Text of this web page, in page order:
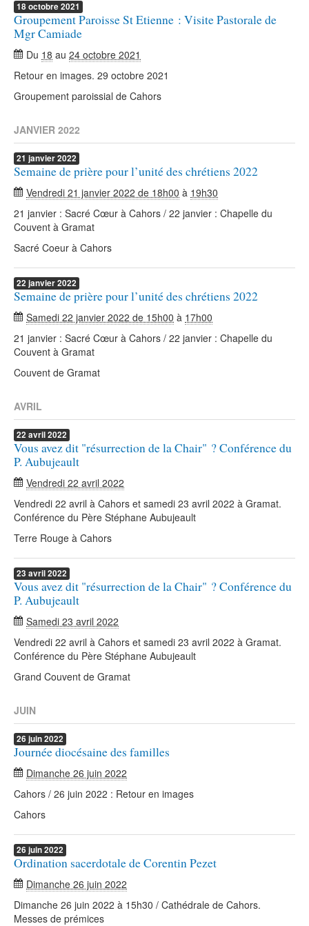
18octobre2021
Groupement Paroisse St Etienne : Visite Pastorale de
Mgr Camiade
Du 18 au 24 octobre 2021
Retour en images. 29 octobre 2021
Groupement paroissial de Cahors
JANVIER 2022
21 janvier2022
Semaine de prière pour l’unité des chrétiens 2022
Vendredi 21 janvier 2022 de 18h00 à 19h30
21 janvier : Sacré Cœur à Cahors / 22 janvier : Chapelle du
Couvent à Gramat
Sacré Coeur à Cahors
22 janvier2022
Semaine de prière pour l’unité des chrétiens 2022
Samedi 22 janvier 2022 de 15h00 à 17h00
21 janvier : Sacré Cœur à Cahors / 22 janvier : Chapelle du
Couvent à Gramat
Couvent de Gramat
AVRIL
22 avril2022
Vous avez dit "résurrection de la Chair" ? Conférence du
P. Aubujeault
Vendredi 22 avril 2022
Vendredi 22 avril à Cahors et samedi 23 avril 2022 à Gramat.
Conférence du Père Stéphane Aubujeault
Terre Rouge à Cahors
23 avril2022
Vous avez dit "résurrection de la Chair" ? Conférence du
P. Aubujeault
Samedi 23 avril 2022
Vendredi 22 avril à Cahors et samedi 23 avril 2022 à Gramat.
Conférence du Père Stéphane Aubujeault
Grand Couvent de Gramat
JUIN
26 juin2022
Journée diocésaine des familles
Dimanche 26 juin 2022
Cahors / 26 juin 2022 : Retour en images
Cahors
26 juin2022
Ordination sacerdotale de Corentin Pezet
Dimanche 26 juin 2022
Dimanche 26 juin 2022 à 15h30 / Cathédrale de Cahors.
Messes de prémices